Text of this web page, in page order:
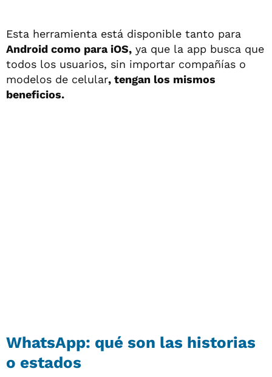
Esta herramienta está disponible tanto para
Android como para iOS, ya que la app busca que
todos los usuarios, sin importar compañías o
modelos de celular, tengan los mismos
beneficios.
WhatsApp: qué son las historias
o estados